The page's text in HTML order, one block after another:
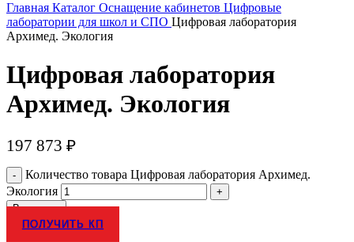
Главная Каталог Оснащение кабинетов Цифровые
лаборатории для школ и СПО Цифровая лаборатория
Архимед. Экология
Цифровая лаборатория
Архимед. Экология
197 873 ₽
Количество товара Цифровая лаборатория Архимед.
Экология
В корзину
ПОЛУЧИТЬ КП